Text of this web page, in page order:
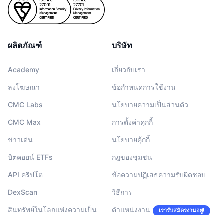
ผลิตภัณฑ์
Academy
ลงโฆษณา
CMC Labs
CMC Max
ข่าวเด่น
บิตคอยน์ ETFs
API คริปโต
DexScan
สินทรัพย์ในโลกแห่งความเป็น
บริษัท
เกี่ยวกับเรา
ข้อกำหนดการใช้งาน
นโยบายความเป็นส่วนตัว
การตั้งค่าคุกกี้
นโยบายคุ้กกี้
กฎของชุมชน
ข้อความปฏิเสธความรับผิดชอบ
วิธีการ
ตำแหน่งงาน เรารับสมัครงานอยู่!